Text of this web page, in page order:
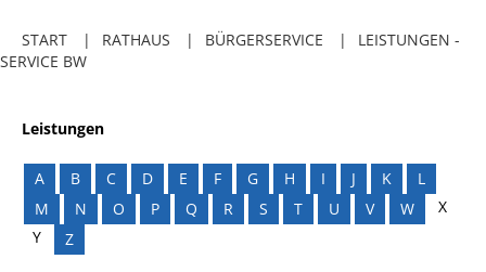
START RATHAUS BÜRGERSERVICE
LEISTUNGEN -
SERVICE BW
Leistungen
A B C D E F G H I J K
L
M
N O P Q R S T U V W
X
Y
Z